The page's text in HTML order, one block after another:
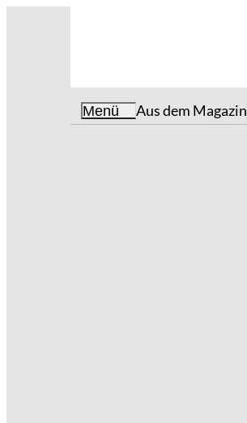
Menü Aus dem Magazin